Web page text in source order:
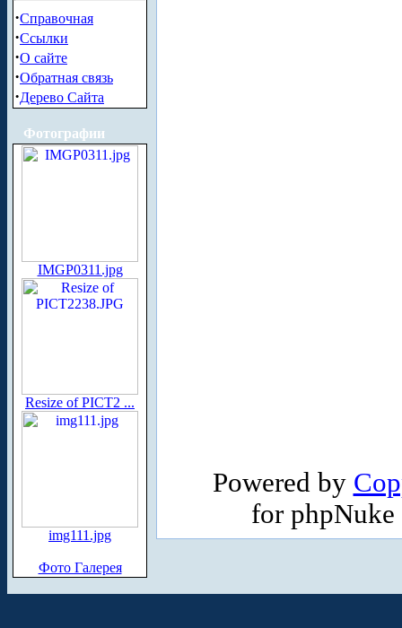
·Справочная
·Ссылки
·О сайте
·Обратная связь
·Дерево Сайта
Фотографии
IMGP0311.jpg
Resize of PICT2 ...
img111.jpg
Фото Галерея
Powered by
for